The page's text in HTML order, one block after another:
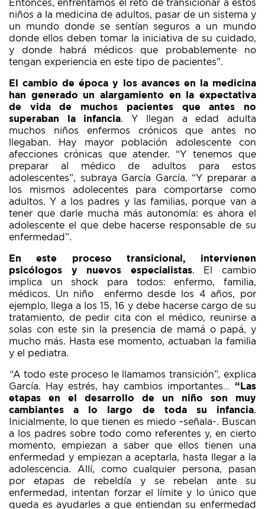
Entonces, enfrentamos el reto de transicionar a estos
niños a la medicina de adultos, pasar de un sistema y
un mundo donde se sentían seguros a un mundo
donde ellos deben tomar la iniciativa de su cuidado,
y donde habrá médicos que probablemente no
tengan experiencia en este tipo de pacientes”.
El cambio de época y los avances en la medicina
han generado un alargamiento en la expectativa
de vida de muchos pacientes que antes no
superaban la infancia. Y llegan a edad adulta
muchos niños enfermos crónicos que antes no
llegaban. Hay mayor población adolescente con
afecciones crónicas que atender. “Y tenemos que
preparar al médico de adultos para estos
adolescentes”, subraya García García. “Y preparar a
los mismos adolecentes para comportarse como
adultos. Y a los padres y las familias, porque van a
tener que darle mucha más autonomía: es ahora el
adolescente el que debe hacerse responsable de su
enfermedad”.
En este proceso transicional, intervienen
psicólogos y nuevos especialistas. El cambio
implica un shock para todos: enfermo, familia,
médicos. Un niño enfermo desde los 4 años, por
ejemplo, llega a los 15, 16 y debe hacerse cargo de su
tratamiento, de pedir cita con el médico, reunirse a
solas con este sin la presencia de mamá o papá, y
mucho más. Hasta ese momento, actuaban la familia
y el pediatra.
“A todo este proceso le llamamos transición”, explica
García. Hay estrés, hay cambios importantes… “Las
etapas en el desarrollo de un niño son muy
cambiantes a lo largo de toda su infancia.
Inicialmente, lo que tienen es miedo –señala-. Buscan
a los padres sobre todo como referentes y, en cierto
momento, empiezan a saber que ellos tienen una
enfermedad y empiezan a aceptarla, hasta llegar a la
adolescencia. Allí, como cualquier persona, pasan
por etapas de rebeldía y se rebelan ante su
enfermedad, intentan forzar el límite y lo único que
queda es ayudarles a que entiendan su enfermedad